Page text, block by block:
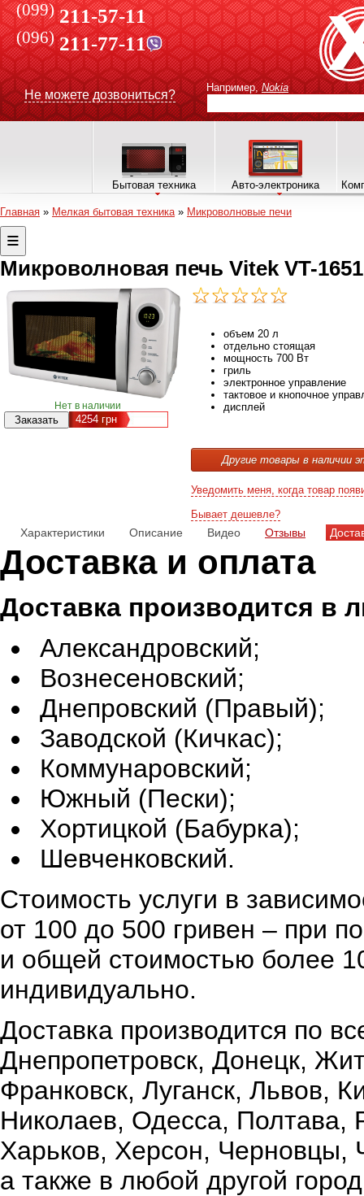
(099) 211-57-11
(096)211-77-11
Не можете дозвониться?
Например, Nokia
Бытовая техника Авто-электроника
Главная » Мелкая бытовая техника» Микроволновые печи
Микроволновая печь Vitek VT-1651
Нет в наличии
4254 грн
объем 20 л
отдельно стоящая
мощность 700 Вт
гриль
электронное управление
тактовое и кнопочное
дисплей
Другие товары в наличии
Уведомить меня, когда товар
Бывает дешевле?
Характеристики Описание Видео Отзывы
Доставка и оплата
Доставка производится в
Александровский;
Вознесеновский;
Днепровский (Правый);
Заводской (Кичкас);
Коммунаровский;
Южный (Пески);
Хортицкой (Бабурка);
Шевченковский.
Стоимость услуги в
от 100 до 500 гривен – при
и общей стоимостью более
индивидуально.
Доставка производится по
Днепропетровск, Донецк,
Франковск, Луганск, Львов,
Николаев, Одесса,
Харьков, Херсон, Черновцы,
а также в любой другой